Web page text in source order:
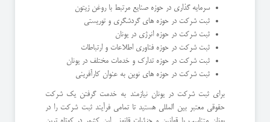
سرمایه گذاری در حوزه صنایع مرتبط با روغن زیتون
ثبت شرکت در حوزه های گردشگری و توریستی
ثبت شرکت در حوزه انرژی در یونان
ثبت شرکت در حوزه فناوری اطلاعات و ارتباطات
ثبت شرکت در حوزه تدارک و خدمات مختلف در یونان
ثبت شرکت در حوزه های نوین به عنوان کارآفرینی
برای ثبت شرکت در یونان نیازمند به خدمت گرفتن یک شرکت
حقوقی معتبر بین المللی هستید تا تمامی فرآیند ثبت شرکت را در